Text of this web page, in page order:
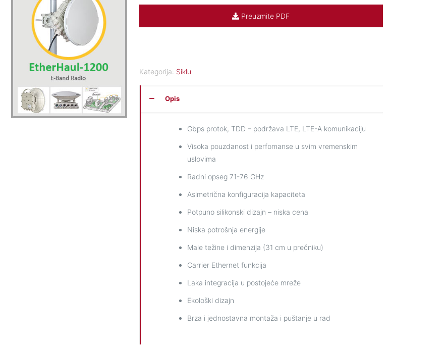
Preuzmite PDF
Kategorija: Siklu
Opis
Gbps protok, TDD – podržava LTE, LTE-A komunikaciju
Visoka pouzdanost i perfomanse u svim vremenskim
uslovima
Radni opseg 71-76 GHz
Asimetrična konfiguracija kapaciteta
Potpuno silikonski dizajn – niska cena
Niska potrošnja energije
Male težine i dimenzija (31 cm u prečniku)
Carrier Ethernet funkcija
Laka integracija u postojeće mreže
Ekološki dizajn
Brza i jednostavna montaža i puštanje u rad